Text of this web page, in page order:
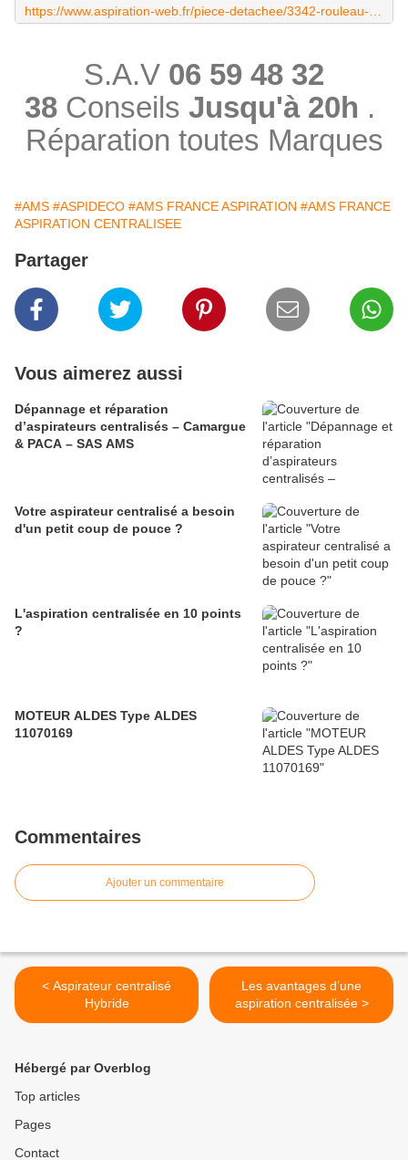
S.A.V 06 59 48 32
38 Conseils Jusqu'à 20h .
Réparation toutes Marques
#AMS #ASPIDECO #AMS FRANCE ASPIRATION #AMS FRANCE
ASPIRATION CENTRALISEE
Partager
Vous aimerez aussi
Dépannage et réparation
d’aspirateurs centralisés – Camargue
& PACA – SAS AMS
Votre aspirateur centralisé a besoin
d'un petit coup de pouce ?
L'aspiration centralisée en 10 points
?
MOTEUR ALDES Type ALDES
11070169
Commentaires
Ajouter un commentaire
< Aspirateur centralisé
Hybride
Les avantages d’une
aspiration centralisée >
Hébergé par Overblog
Top articles
Pages
Contact